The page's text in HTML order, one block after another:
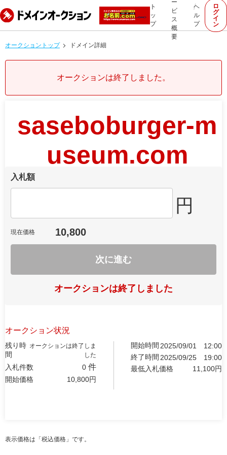
ト
ッ
プ
ー
ビ
ス
概
要
ヘ
ル
プ
ロ
グ
イ
ン
オークショントップ ドメイン詳細
オークションは終了しました。
saseboburger-m
useum.com
入札額
円
現在価格 10,800
次に進む
オークションは終了しました
オークション状況
残り時
間
オークションは終了しま
した
入札件数 0 件
開始価格 10,800円
開始時間 2025/09/01
12:00
終了時間 2025/09/25
19:00
最低入札価格
11,100円
表示価格は「税込価格」です。